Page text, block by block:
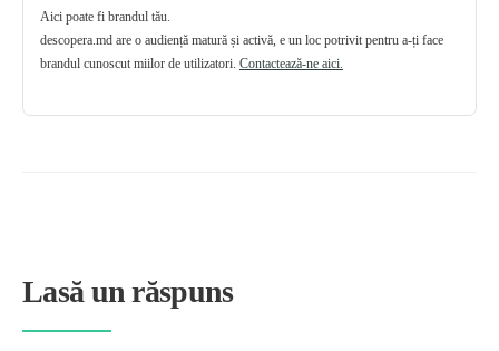
Aici poate fi brandul tău.
descopera.md are o audiență matură și activă, e un loc potrivit pentru a-ți face
brandul cunoscut miilor de utilizatori. Contactează-ne aici.
Lasă un răspuns